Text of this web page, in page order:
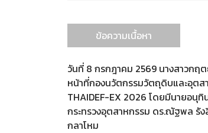
ข้อความเนื้อหา
วันที่ 8 กรกฎาคม 2569 นางสาวกฤ
หน้าที่กองนวัตกรรมวัตถุดิบและอุตส
THAIDEF-EX 2026 โดยมีนายอนุทิ
กระทรวงอุตสาหกรรม ดร.ณัฐพล รัง
กลาโหม